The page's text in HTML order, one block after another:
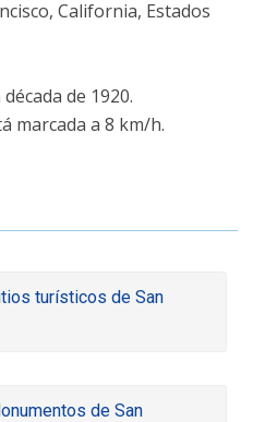
California, Estados
de 1920.
marcada a 8 km/h.
turísticos de San
de San